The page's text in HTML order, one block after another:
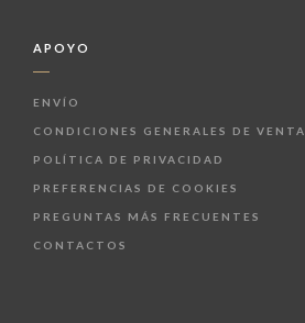
APOYO
ENVÍO
CONDICIONES GENERALES DE VENTA
POLÍTICA DE PRIVACIDAD
PREFERENCIAS DE COOKIES
PREGUNTAS MÁS FRECUENTES
CONTACTOS